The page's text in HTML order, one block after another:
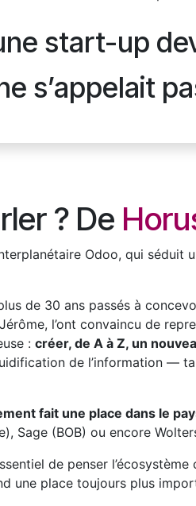
start-up
s’appelait
? De
Odoo, qui séduit
de 30 ans passés à
l’ont convaincu de
: créer, de A à Z, un
de l’information —
fait une place dans le
Sage (BOB) ou encore
de penser
une place toujours plus